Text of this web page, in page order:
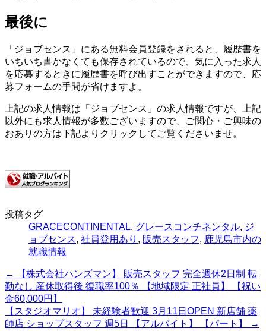
最後に
「ジョブセンス」にある無料会員登録をされると、履歴書を
いちいち書かなくても保存されているので、気に入った求人
を応募するときに履歴書を呼び出すことができますので、応
募フォームの手間が省けますよ。
上記の求人情報は「ジョブセンス」の求人情報ですが、上記
以外にも求人情報が多数ございますので、ご関心・ご興味の
おありの方は下記よりクリックしてご覧くださいませ。
投稿タグ
GRACECONTINENTAL, グレースコンチネンタル, ジ
ョブセンス, 社員登用あり , 販売スタッフ, 鹿児島市内の
就職情報
←
【株式会社ハンズマン】 販売スタッフ 完全週休2日制 転
勤なし 産休取得後 復職率100％ 【地域限定 正社員】 【祝い
金60,000円】
【スタジオマリオ】 未経験者歓迎 3月11日OPEN 新店舗 薬
師店 ショップスタッフ 週5日 【アルバイト】 【パート】
→